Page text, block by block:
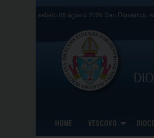
sabato 08 agosto 2026 San Domenico,
HOME VESCOVO